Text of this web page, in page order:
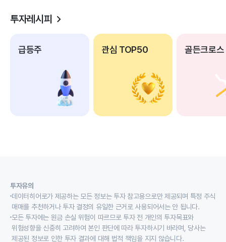
투자레시피
급등주 관심 TOP50 골든크로스
투자유의
데이터히어로가 제공하는 모든 정보는 투자 참고용으로만 제공되며 특정 주식
매매를 추천하거나 투자 결정의 유일한 근거로 사용되어서는 안 됩니다.
모든 투자에는 원금 손실 위험이 따르므로 투자 전 개인의 투자목표와
위험성향을 신중히 고려하여 본인 판단에 따라 투자하시기 바라며, 당사는
제공된 정보로 인한 투자 결과에 대해 법적 책임을 지지 않습니다.